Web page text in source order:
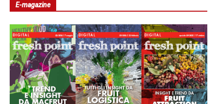
E-magazine